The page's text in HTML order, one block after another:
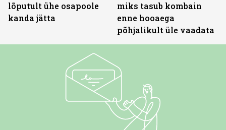
lõputult ühe osapoole
kanda jätta
miks tasub kombain
enne hooaega
põhjalikult üle vaadata